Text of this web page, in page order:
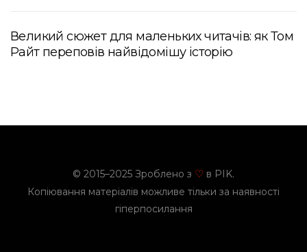
Великий сюжет для маленьких читачів: як Том
Райт переповів найвідомішу історію
© 2015–2025 Зроблено з ♡ в PIK.
Копіювання матеріалів можливе тільки за наявності
гіперпосилання